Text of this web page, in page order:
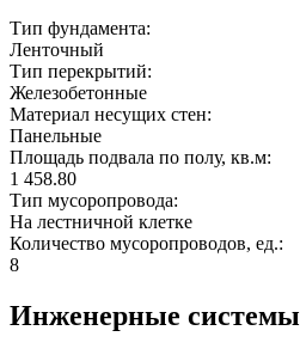
Тип фундамента:
Ленточный
Тип перекрытий:
Железобетонные
Материал несущих стен:
Панельные
Площадь подвала по полу, кв.м:
1 458.80
Тип мусоропровода:
На лестничной клетке
Количество мусоропроводов, ед.:
8
Инженерные системы